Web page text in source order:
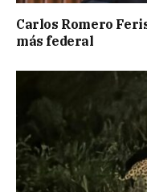
Carlos Romero
más federal